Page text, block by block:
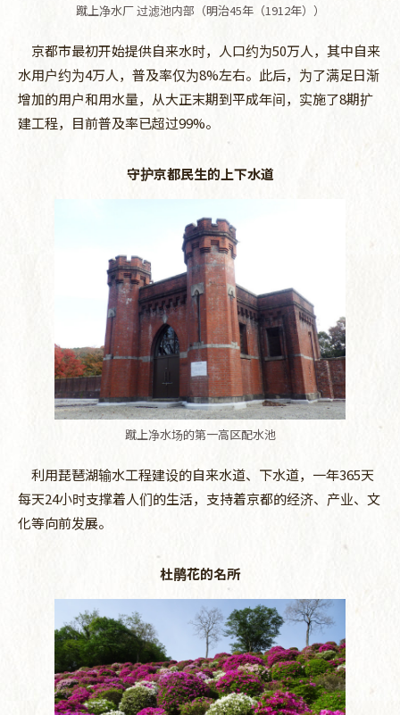
蹴上净水厂 过滤池内部（明治45年（1912年））
京都市最初开始提供自来水时，人口约为50万人，其中自来
水用户约为4万人，普及率仅为8%左右。此后，为了满足日渐
增加的用户和用水量，从大正末期到平成年间，实施了8期扩
建工程，目前普及率已超过99%。
守护京都民生的上下水道
蹴上净水场的第一高区配水池
利用琵琶湖输水工程建设的自来水道、下水道，一年365天
每天24小时支撑着人们的生活，支持着京都的经济、产业、文
化等向前发展。
杜鹃花的名所